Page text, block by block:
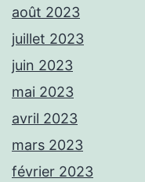
août 2023
juillet 2023
juin 2023
mai 2023
avril 2023
mars 2023
février 2023